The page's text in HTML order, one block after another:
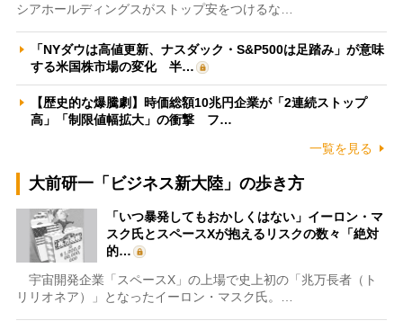
シアホールディングスがストップ安をつけるな…
「NYダウは高値更新、ナスダック・S&P500は足踏み」が意味
する米国株市場の変化 半…
【歴史的な爆騰劇】時価総額10兆円企業が「2連続ストップ
高」「制限値幅拡大」の衝撃 フ…
一覧を見る
大前研一「ビジネス新大陸」の歩き方
「いつ暴発してもおかしくはない」イーロン・マ
スク氏とスペースXが抱えるリスクの数々「絶対
的…
宇宙開発企業「スペースX」の上場で史上初の「兆万長者（ト
リリオネア）」となったイーロン・マスク氏。…